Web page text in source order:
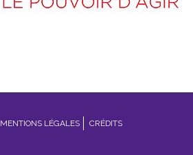
MENTIONS LÉGALES CRÉDITS